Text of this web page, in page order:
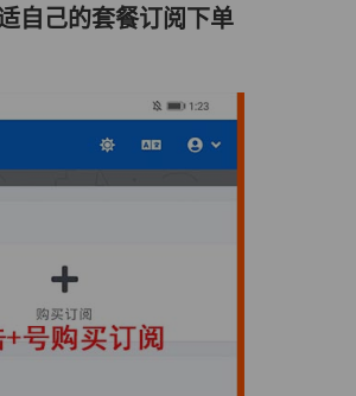
自己的套餐订阅下单